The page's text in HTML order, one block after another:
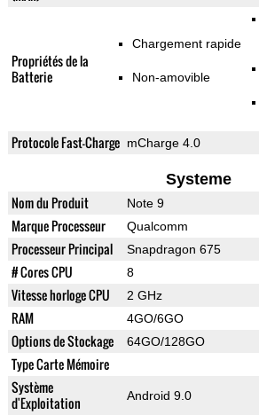
Propriétés de la
Batterie
Chargement rapide
Non-amovible
Protocole Fast-Charge mCharge 4.0
Systeme
Nom du Produit Note 9
Marque Processeur Qualcomm
Processeur Principal Snapdragon 675
# Cores CPU 8
Vitesse horloge CPU 2 GHz
RAM 4GO/6GO
Options de Stockage 64GO/128GO
Type Carte Mémoire
Système
d'Exploitation
Android 9.0